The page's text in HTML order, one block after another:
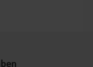
Ihren Vorstellungen